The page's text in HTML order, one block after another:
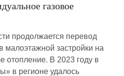
газовое
продолжается перевод
малоэтажной застройки на
отопление. В 2023 году в
в регионе удалось